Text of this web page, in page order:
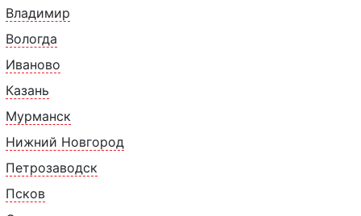
Владимир
Вологда
Иваново
Казань
Мурманск
Нижний Новгород
Петрозаводск
Псков
С. Размороженный продукт хранить при
при температуре (+2-+5 С) в течение 2-3